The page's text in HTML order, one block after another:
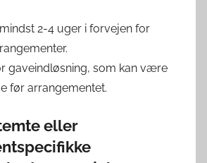
2-4 uger i forvejen for
gaveindløsning, som kan være
før arrangementet.
eller